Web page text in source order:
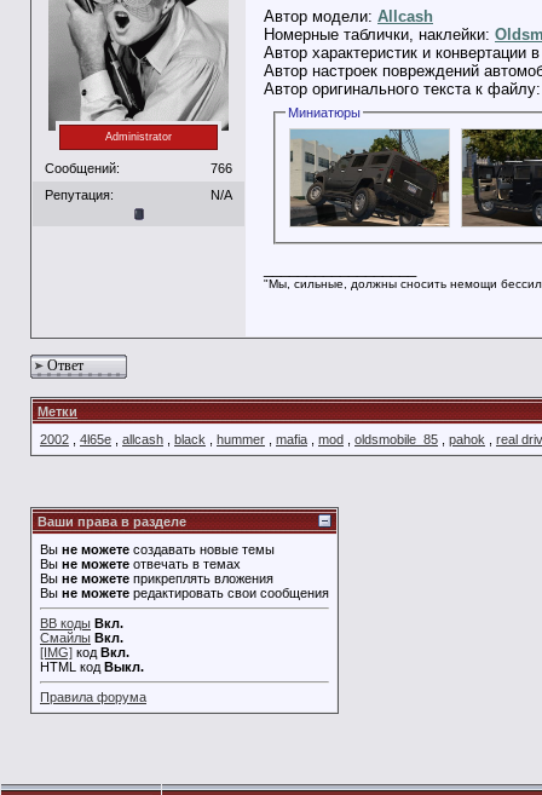
Administrator
Сообщений:
766
Репутация:
N/A
Автор модели: Allcash
Номерные таблички, наклейки:
Автор характеристик и конвертации
Автор настроек повреждений
Автор оригинального текста к
Миниатюры
"Мы, сильные, должны сносить немощи
Ответ
Метки
2002
4l65e allcash black hummer mafia mod oldsmobile_85 pahok real
Ваши права в разделе
Вы не можете создавать новые темы
Вы не можете отвечать в темах
Вы не можете прикреплять вложения
Вы не можете редактировать свои сообщения
BB коды Вкл.
Смайлы Вкл.
[IMG] код Вкл.
HTML код Выкл.
Правила форума